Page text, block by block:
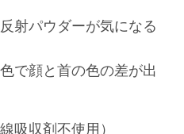
射パウダーが気になる
で顔と首の色の差が出
吸収剤不使用）